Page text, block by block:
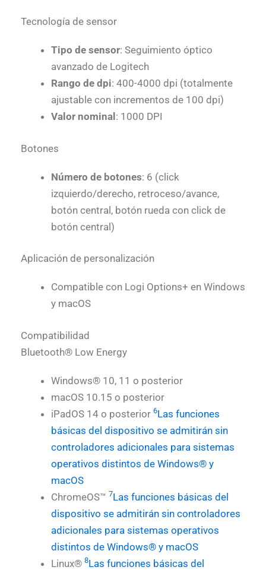
Tecnología de sensor
Tipo de sensor: Seguimiento óptico
avanzado de Logitech
Rango de dpi: 400-4000 dpi (totalmente
ajustable con incrementos de 100 dpi)
Valor nominal : 1000 DPI
Botones
Número de botones: 6 (click
izquierdo/derecho, retroceso/avance,
botón central, botón rueda con click de
botón central)
Aplicación de personalización
Compatible con Logi Options+ en Windows
y macOS
Compatibilidad
Bluetooth® Low Energy
Windows® 10, 11 o posterior
macOS 10.15 o posterior
iPadOS 14 o posterior 6Las funciones
básicas del dispositivo se admitirán sin
controladores adicionales para sistemas
operativos distintos de Windows® y
macOS
ChromeOS™ 7Las funciones básicas del
dispositivo se admitirán sin controladores
adicionales para sistemas operativos
distintos de Windows® y macOS
Linux® 8Las funciones básicas del